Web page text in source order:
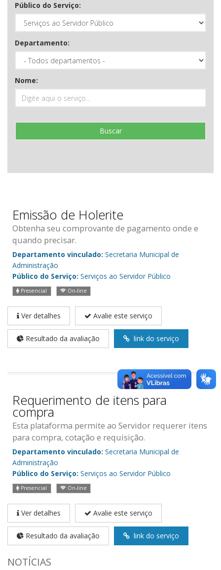
Público do Serviço:
Departamento:
Nome:
Buscar
Emissão de Holerite
Obtenha seu comprovante de pagamento onde e
quando precisar.
Departamento vinculado: Secretaria Municipal de
Administração
Público do Serviço: Serviços ao Servidor Público
Presencial On-line
Ver detalhes Avalie este serviço
Resultado da avaliação link do serviço
Requerimento de itens para
compra
Esta plataforma permite ao Servidor requerer itens
para compra, cotação e requisição.
Departamento vinculado: Secretaria Municipal de
Administração
Público do Serviço: Serviços ao Servidor Público
Presencial On-line
Ver detalhes Avalie este serviço
Resultado da avaliação link do serviço
NOTÍCIAS